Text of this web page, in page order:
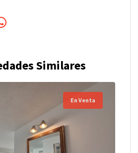
Similares
En Venta